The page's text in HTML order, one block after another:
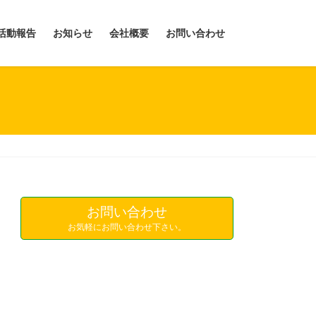
動報告 お知らせ 会社概要 お問い合わせ
お問い合わせ
お気軽にお問い合わせ下さい。